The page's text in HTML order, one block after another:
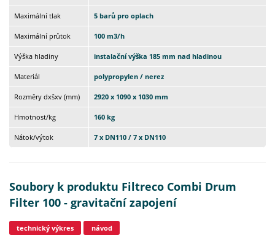
Maximální tlak 5 barů pro oplach
Maximální průtok 100 m3/h
Výška hladiny instalační výška 185 mm nad hladinou
Materiál polypropylen / nerez
Rozměry dxšxv (mm) 2920 x 1090 x 1030 mm
Hmotnost/kg 160 kg
Nátok/výtok 7 x DN110 / 7 x DN110
Soubory k produktu Filtreco Combi Drum
Filter 100 - gravitační zapojení
technický výkres návod